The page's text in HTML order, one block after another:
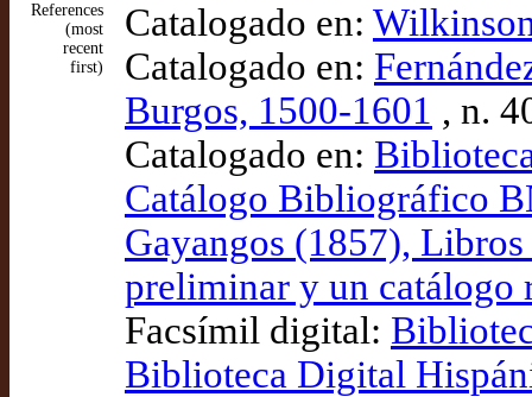
References
(most
recent
first)
Catalogado en:
Catalogado en:
Burgos, 1500-1601 , n.
Catalogado en:
Catálogo Bibliográfico
Gayangos (1857),
preliminar y un catálogo
Facsímil digital:
Biblioteca Digital